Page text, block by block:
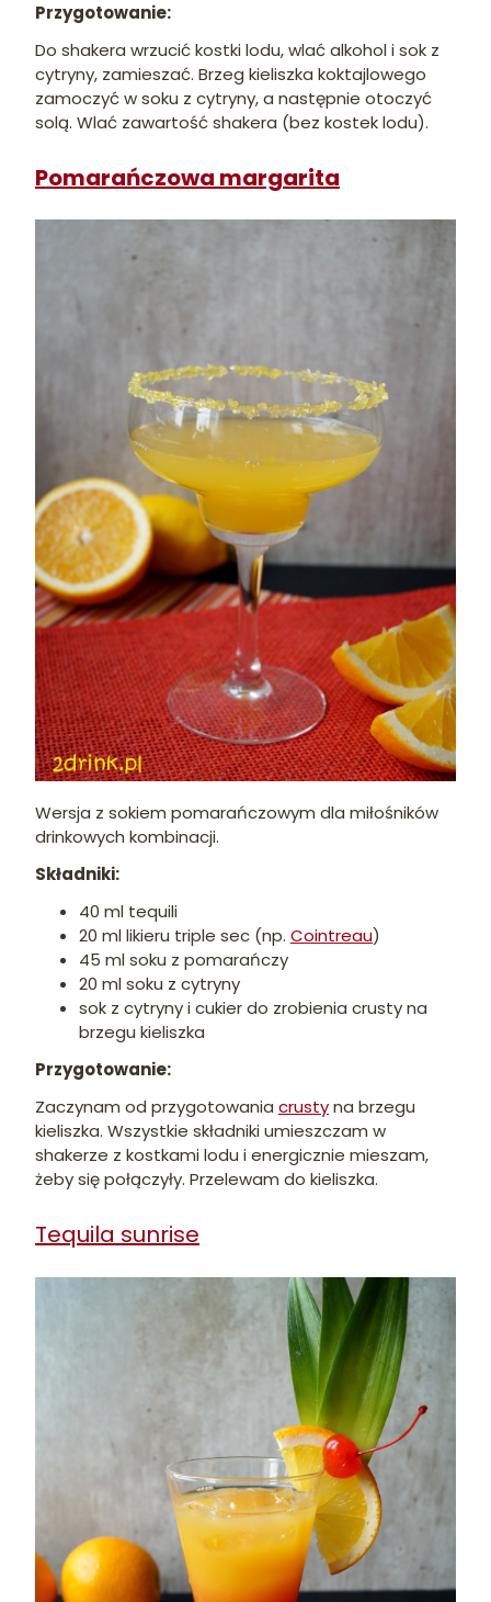
Przygotowanie:
Do shakera wrzucić kostki lodu, wlać alkohol i sok z
cytryny, zamieszać. Brzeg kieliszka koktajlowego
zamoczyć w soku z cytryny, a następnie otoczyć
solą. Wlać zawartość shakera (bez kostek lodu).
Pomarańczowa margarita
Wersja z sokiem pomarańczowym dla miłośników
drinkowych kombinacji.
Składniki:
40 ml tequili
20 ml likieru triple sec (np. Cointreau)
45 ml soku z pomarańczy
20 ml soku z cytryny
sok z cytryny i cukier do zrobienia crusty na
brzegu kieliszka
Przygotowanie:
Zaczynam od przygotowania crustyna brzegu
kieliszka. Wszystkie składniki umieszczam w
shakerze z kostkami lodu i energicznie mieszam,
żeby się połączyły. Przelewam do kieliszka.
Tequila sunrise